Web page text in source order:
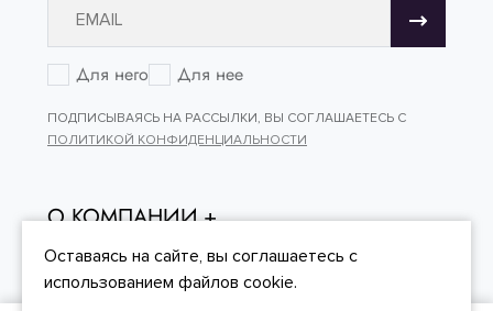
Для него Для нее
ПОДПИСЫВАЯСЬ НА РАССЫЛКИ, ВЫ СОГЛАШАЕТЕСЬ С
ПОЛИТИКОЙ КОНФИДЕНЦИАЛЬНОСТИ
О КОМПАНИИ
ОНЛАЙН - ПОКУПКИ
КЛИЕНТСКИЙ СЕРВИС
Оставаясь на сайте, вы соглашаетесь с
использованием файлов cookie.